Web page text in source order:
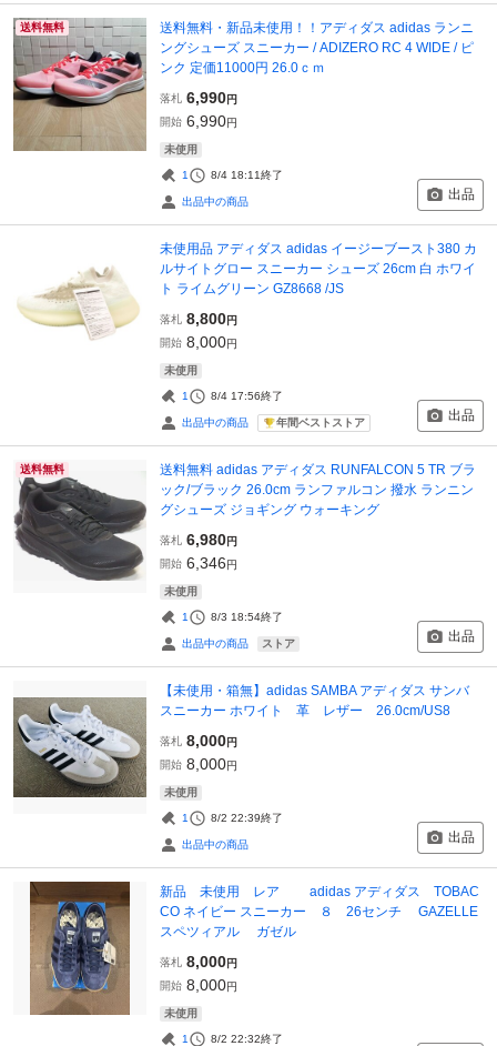
送料無料
送料無料・新品未使用！！アディダス adidas ランニ
ングシューズ スニーカー / ADIZERO RC 4 WIDE / ピ
ンク 定価11000円 26.0ｃｍ
落札 6,990円
開始 6,990円
未使用
1 8/4 18:11終了
出品中の商品 出品
未使用品 アディダス adidas イージーブースト380 カ
ルサイトグロー スニーカー シューズ 26cm 白 ホワイ
ト ライムグリーン GZ8668 /JS
落札 8,800円
開始 8,000円
未使用
1 8/4 17:56終了
出品中の商品 年間ベストストア 出品
送料無料
送料無料 adidas アディダス RUNFALCON 5 TR ブラ
ック/ブラック 26.0cm ランファルコン 撥水 ランニン
グシューズ ジョギング ウォーキング
落札 6,980円
開始 6,346円
未使用
1 8/3 18:54終了
出品中の商品 ストア 出品
【未使用・箱無】adidas SAMBA アディダス サンバ
スニーカー ホワイト 革 レザー 26.0cm/US8
落札 8,000円
開始 8,000円
未使用
1 8/2 22:39終了
出品中の商品 出品
新品 未使用 レア adidas アディダス TOBAC
CO ネイビー スニーカー ８ 26センチ GAZELLE
スペツィアル ガゼル
落札 8,000円
開始 8,000円
未使用
1 8/2 22:32終了